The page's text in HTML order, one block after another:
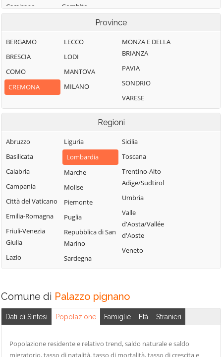
Camisano
Cantone
Cappella de'
Capralba
Uniti
Casale Cremasco-
Vidolasco
Casaletto
Sopra
Casaletto Vaprio
Casteldidone
Castelleone
Castelverde
Castelvisconti
Cella Dati
Gombito
Uniti
Gussola
Isola Dovarese
Martignana di Po
Monte Cremasco
Offanengo
Olmeneta
Paderno
Palazzo
Pignano
Pandino
Pescarolo ed
San Bassano
San Daniele Po
San Giovanni in
Croce
San Martino del
Scandolara Ripa
Sergnano
Sesto ed Uniti
Solarolo Rainerio
Soncino
Sospiro
Spinadesco
Spineda
Torlino Vimercati
Province
BERGAMO
BRESCIA
COMO
CREMONA
LECCO
LODI
MANTOVA
MILANO
MONZA E DELLA
BRIANZA
PAVIA
SONDRIO
VARESE
Regioni
Abruzzo
Basilicata
Calabria
Campania
Città del Vaticano
Emilia-Romagna
Friuli-Venezia
Giulia
Lazio
Liguria
Lombardia
Marche
Molise
Piemonte
Puglia
Repubblica di San
Marino
Sardegna
Sicilia
Toscana
Trentino-Alto
Adige/Südtirol
Umbria
Valle
d'Aosta/Vallée
d'Aoste
Veneto
Comune di Palazzo pignano
Dati di Sintesi Popolazione Famiglie Età Stranieri
Popolazione residente e relativo trend, saldo naturale e saldo
migratorio, tasso di natalità, tasso di mortalità, tasso di crescita e